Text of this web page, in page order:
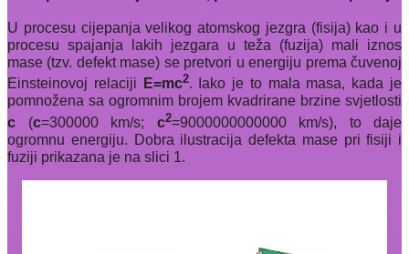
U procesu cijepanja velikog atomskog jezgra (fisija) kao i u
procesu spajanja lakih jezgara u teža (fuzija) mali iznos
mase (tzv. defekt mase) se pretvori u energiju prema čuvenoj
Einsteinovoj relaciji
E=mc2. Iako je to mala masa, kada je
pomnožena sa ogromnim brojem kvadrirane brzine svjetlosti
c (c=300000 km/s; c2=9000000000000 km/s), to daje
ogromnu energiju. Dobra ilustracija defekta mase pri fisiji i
fuziji prikazana je na slici 1.